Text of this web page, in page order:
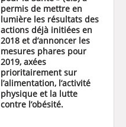
permis de mettre en
lumière les résultats des
actions déjà initiées en
2018 et d’annoncer les
mesures phares pour
2019, axées
prioritairement sur
l’alimentation, l’activité
physique et la lutte
contre l’obésité.